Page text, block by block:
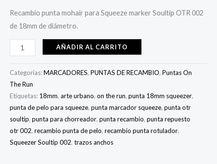
Recambio punta mohair para Squeeze marker Soultip OTR 002
de 18mm de diámetro.
AÑADIR AL CARRITO
Categorías:MARCADORES, PUNTAS DE RECAMBIO, Puntas On
The Run
Etiquetas: 18mm, arte urbano, on the run, punta 18mm squeezer,
punta de pelo para squeeze, punta marcador squeeze, punta otr
soultip, punta para chorreador, punta recambio, punta repuesto
otr 002, recambio punta de pelo, recambio punta rotulador,
Squeezer Soultip 002, trazos anchos